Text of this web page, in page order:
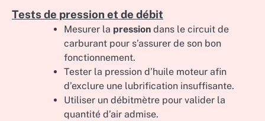
Tests de pression et de débit
Mesurer la pression dans le circuit de
carburant pour s’assurer de son bon
fonctionnement.
Tester la pression d’huile moteur afin
d’exclure une lubrification insuffisante.
Utiliser un débitmètre pour valider la
quantité d’air admise.